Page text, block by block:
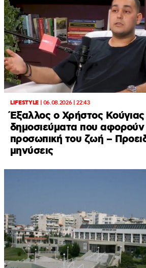
LIFESTYLE| 06.08.2026 | 22:43
Έξαλλος ο Χρήστος Κούγιας
δημοσιεύματα που αφορούν
προσωπική του ζωή –
μηνύσεις